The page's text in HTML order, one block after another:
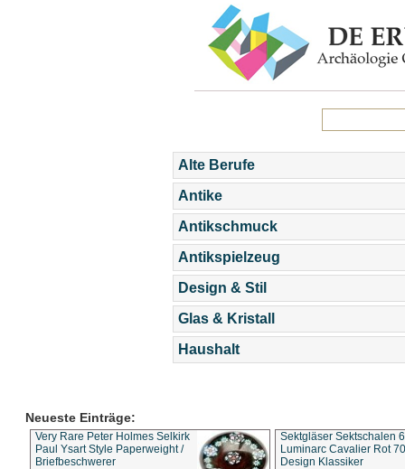
Alte Berufe
Antike
Antikschmuck
Antikspielzeug
Design & Stil
Glas & Kristall
Haushalt
Neueste Einträge:
Very Rare Peter Holmes Selkirk
Paul Ysart Style Paperweight /
Briefbeschwerer
Sektgläser Sektschalen
Luminarc Cavalier Rot
Design Klassiker